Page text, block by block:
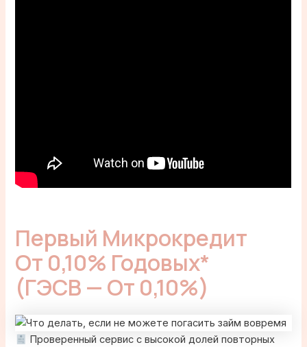
Первый Микрокредит
От 0,10% Годовых*
(ГЭСВ — От 0,10%)
Проверенный сервис с высокой долей повторных